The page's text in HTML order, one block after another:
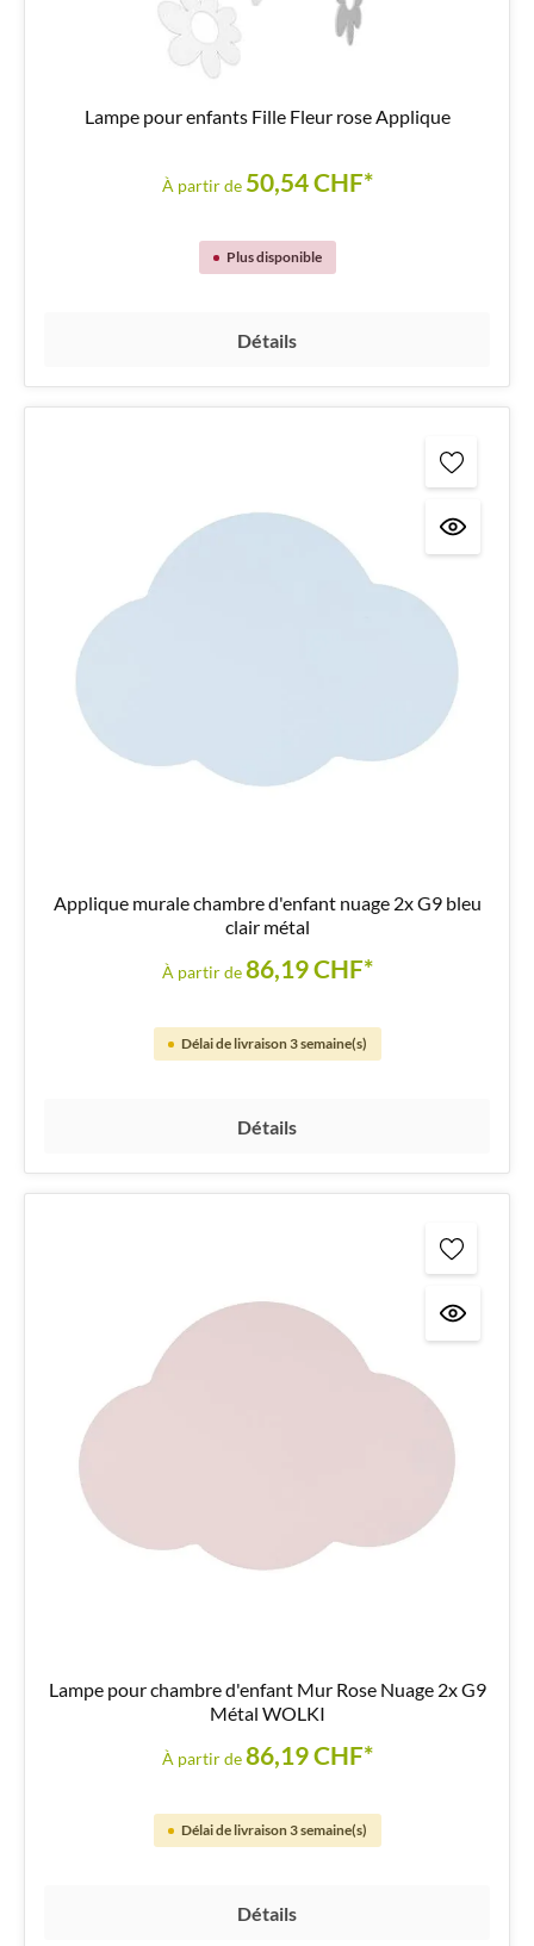
Lampe pour enfants Fille Fleur rose Applique
À partir de 50,54 CHF*
Plus disponible
Détails
Applique murale chambre d'enfant nuage 2x G9 bleu
clair métal
À partir de86,19 CHF*
Délai de livraison 3 semaine(s)
Détails
Lampe pour chambre d'enfant Mur Rose Nuage 2x G9
Métal WOLKI
À partir de86,19 CHF*
Délai de livraison 3 semaine(s)
Détails